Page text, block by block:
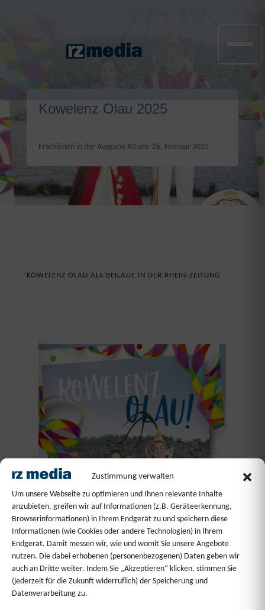
Zustimmung verwalten
Um unsere Webseite zu optimieren und Ihnen relevante Inhalte
anzubieten, greifen wir auf Informationen (z.B. Geräteerkennung,
Browserinformationen) in Ihrem Endgerät zu und speichern diese
Informationen (wie Cookies oder andere Technologien) in Ihrem
Endgerät. Damit messen wir, wie und womit Sie unsere Angebote
nutzen. Die dabei erhobenen (personenbezogenen) Daten geben wir
auch an Dritte weiter. Indem Sie „Akzeptieren“ klicken, stimmen Sie
(jederzeit für die Zukunft widerruflich) der Speicherung und
Datenverarbeitung zu.
Kowelenz Olau 2025
Erschienen in der Ausgabe B0 am 26. Februar 2025
KOWELENZ OLAU ALS BEILAGE IN DER RHEIN-ZEITUNG